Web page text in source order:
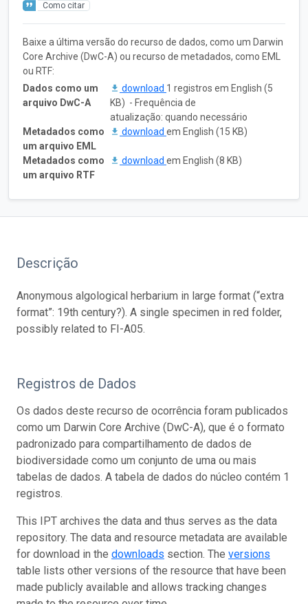
Como citar
Baixe a última versão do recurso de dados, como um Darwin
Core Archive (DwC-A) ou recurso de metadados, como EML
ou RTF:
Dados como um
arquivo DwC-A
download 1 registros em English (5
KB) - Frequência de
atualização: quando necessário
Metadados como
um arquivo EML
download em English (15 KB)
Metadados como
um arquivo RTF
download em English (8 KB)
Descrição
Anonymous algological herbarium in large format (“extra
format”: 19th century?). A single specimen in red folder,
possibly related to FI-A05.
Registros de Dados
Os dados deste recurso de ocorrência foram publicados
como um Darwin Core Archive (DwC-A), que é o formato
padronizado para compartilhamento de dados de
biodiversidade como um conjunto de uma ou mais
tabelas de dados. A tabela de dados do núcleo contém 1
registros.
This IPT archives the data and thus serves as the data
repository. The data and resource metadata are available
for download in the downloads section. The versions
table lists other versions of the resource that have been
made publicly available and allows tracking changes